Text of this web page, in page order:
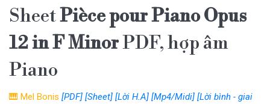
SheetPièce pour Piano Opus
12 in F MinorPDF, hợp âm
Piano
🎹 Mel Bonis [PDF] [Sheet] [Lời H.A] [Mp4/Midi] [Lời bình - giai